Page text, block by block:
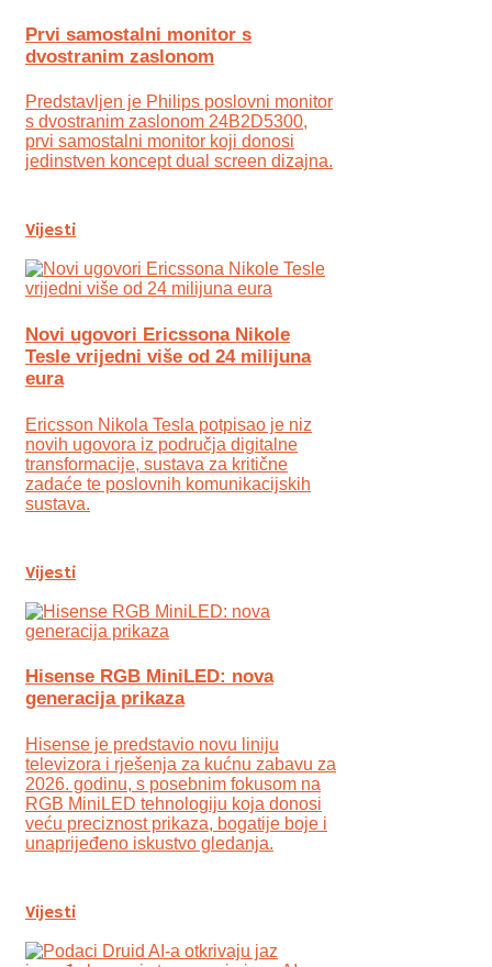
Prvi samostalni monitor s
dvostranim zaslonom
Predstavljen je Philips poslovni monitor
s dvostranim zaslonom 24B2D5300,
prvi samostalni monitor koji donosi
jedinstven koncept dual screen dizajna.
Vijesti
Novi ugovori Ericssona Nikole
Tesle vrijedni više od 24 milijuna
eura
Ericsson Nikola Tesla potpisao je niz
novih ugovora iz područja digitalne
transformacije, sustava za kritične
zadaće te poslovnih komunikacijskih
sustava.
Vijesti
Hisense RGB MiniLED: nova
generacija prikaza
Hisense je predstavio novu liniju
televizora i rješenja za kućnu zabavu za
2026. godinu, s posebnim fokusom na
RGB MiniLED tehnologiju koja donosi
veću preciznost prikaza, bogatije boje i
unaprijeđeno iskustvo gledanja.
Vijesti